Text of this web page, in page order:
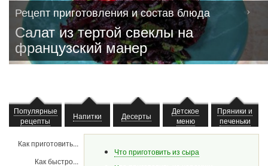
Рецепт приготовления и состав блюда
Салат из тертой свеклы на
французский манер
Популярные
рецепты
Напитки Десерты
Детское
меню
Пряники и
печеньки
Как приготовить...
Как быстро...
Что приготовить из сыра